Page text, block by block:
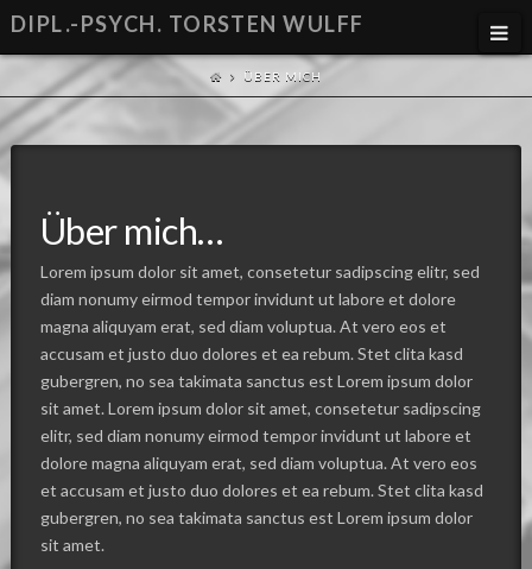
DIPL.-PSYCH. TORSTEN WULFF
ÜBER MICH
Über mich…
Lorem ipsum dolor sit amet, consetetur sadipscing elitr, sed
diam nonumy eirmod tempor invidunt ut labore et dolore
magna aliquyam erat, sed diam voluptua. At vero eos et
accusam et justo duo dolores et ea rebum. Stet clita kasd
gubergren, no sea takimata sanctus est Lorem ipsum dolor
sit amet. Lorem ipsum dolor sit amet, consetetur sadipscing
elitr, sed diam nonumy eirmod tempor invidunt ut labore et
dolore magna aliquyam erat, sed diam voluptua. At vero eos
et accusam et justo duo dolores et ea rebum. Stet clita kasd
gubergren, no sea takimata sanctus est Lorem ipsum dolor
sit amet.